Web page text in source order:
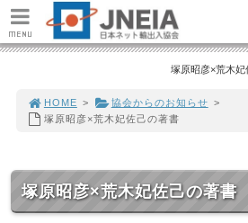
塚原昭彦×荒木
HOME > 協会からのお知らせ >
塚原昭彦×荒木妃佐己の著書
塚原昭彦×荒木妃佐己の著書
MENU